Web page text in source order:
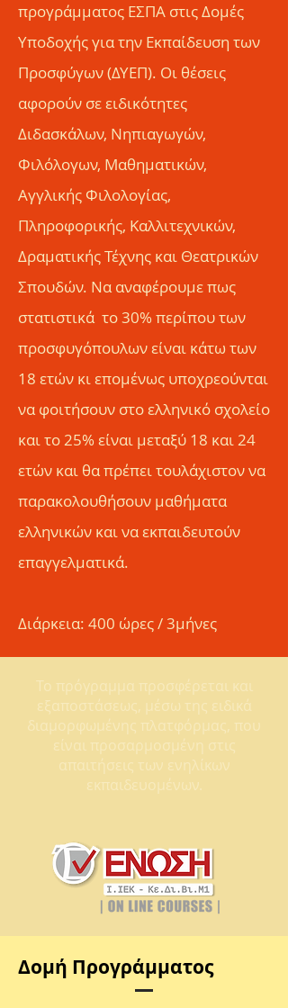
προγράμματος ΕΣΠΑ στις Δομές
Υποδοχής για την Εκπαίδευση των
Προσφύγων (ΔΥΕΠ). Οι θέσεις
αφορούν σε ειδικότητες
Διδασκάλων, Νηπιαγωγών,
Φιλόλογων, Μαθηματικών,
Αγγλικής Φιλολογίας,
Πληροφορικής, Καλλιτεχνικών,
Δραματικής Τέχνης και Θεατρικών
Σπουδών. Να αναφέρουμε πως
στατιστικά το 30% περίπου των
προσφυγόπουλων είναι κάτω των
18 ετών κι επομένως υποχρεούνται
να φοιτήσουν στο ελληνικό σχολείο
και το 25% είναι μεταξύ 18 και 24
ετών και θα πρέπει τουλάχιστον να
παρακολουθήσουν μαθήματα
ελληνικών και να εκπαιδευτούν
επαγγελματικά.
Διάρκεια: 400 ώρες / 3μήνες
Το πρόγραμμα προσφέρεται και
εξαποστάσεως, μέσω της ειδικά
διαμορφωμένης πλατφόρμας, που
είναι προσαρμοσμένη στις
απαιτήσεις των ενηλίκων
εκπαιδευομένων.
Δομή Προγράμματος